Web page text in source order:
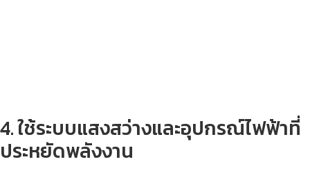
4. ใช้ระบบแสงสว่างและอุปกรณ์ไฟฟ้าที่
ประหยัดพลังงาน